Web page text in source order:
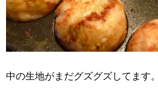
中の生地がまだグズグズしてます。